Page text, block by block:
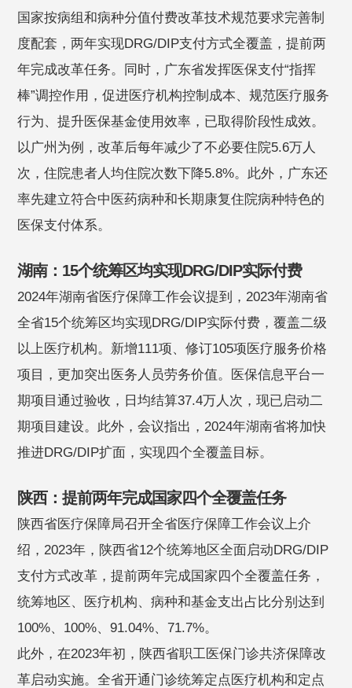
国家按病组和病种分值付费改革技术规范要求完善制
度配套，两年实现DRG/DIP支付方式全覆盖，提前两
年完成改革任务。同时，广东省发挥医保支付“指挥
棒”调控作用，促进医疗机构控制成本、规范医疗服务
行为、提升医保基金使用效率，已取得阶段性成效。
以广州为例，改革后每年减少了不必要住院5.6万人
次，住院患者人均住院次数下降5.8%。此外，广东还
率先建立符合中医药病种和长期康复住院病种特色的
医保支付体系。
湖南：15个统筹区均实现DRG/DIP实际付费
2024年湖南省医疗保障工作会议提到，2023年湖南省
全省15个统筹区均实现DRG/DIP实际付费，覆盖二级
以上医疗机构。新增111项、修订105项医疗服务价格
项目，更加突出医务人员劳务价值。医保信息平台一
期项目通过验收，日均结算37.4万人次，现已启动二
期项目建设。此外，会议指出，2024年湖南省将加快
推进DRG/DIP扩面，实现四个全覆盖目标。
陕西：提前两年完成国家四个全覆盖任务
陕西省医疗保障局召开全省医疗保障工作会议上介
绍，2023年，陕西省12个统筹地区全面启动DRG/DIP
支付方式改革，提前两年完成国家四个全覆盖任务，
统筹地区、医疗机构、病种和基金支出占比分别达到
100%、100%、91.04%、71.7%。
此外，在2023年初，陕西省职工医保门诊共济保障改
革启动实施。全省开通门诊统筹定点医疗机构和定点